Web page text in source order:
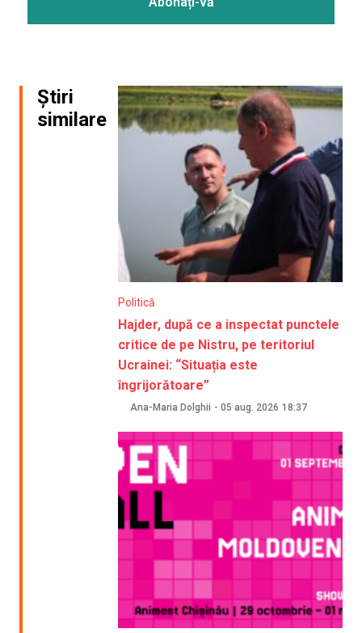
Știri
similare
Politică
Hajder, după ce a inspectat punctele
critice de pe Nistru, pe teritoriul
Ucrainei: “Situația este
îngrijorătoare”
Ana-Maria Dolghii - 05 aug. 2026 18:37